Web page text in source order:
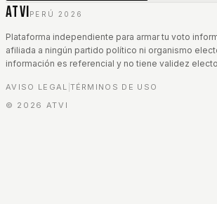
ATVI PERÚ 2026
Plataforma independiente para armar tu voto
afiliada a ningún partido político ni organismo
información es referencial y no tiene validez
AVISO LEGAL TÉRMINOS DE USO
© 2026 ATVI